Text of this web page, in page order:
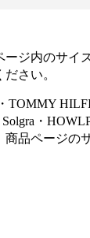
ジ内のサイ
さい。
TOMMY
・
商品ページの